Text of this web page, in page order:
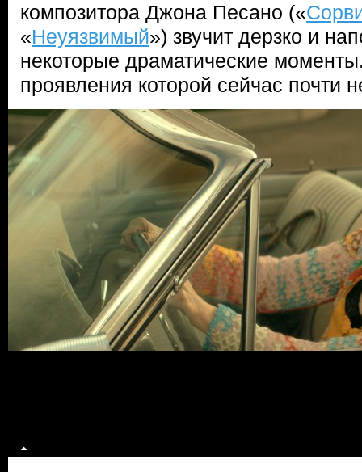
композитора Джона Песано («
«Неуязвимый») звучит дерзко и
некоторые драматические
проявления которой сейчас почти